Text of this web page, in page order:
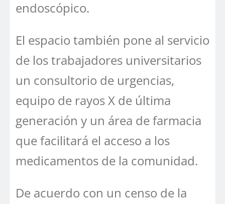
endoscópico.
El espacio también pone al servicio
de los trabajadores universitarios
un consultorio de urgencias,
equipo de rayos X de última
generación y un área de farmacia
que facilitará el acceso a los
medicamentos de la comunidad.
De acuerdo con un censo de la